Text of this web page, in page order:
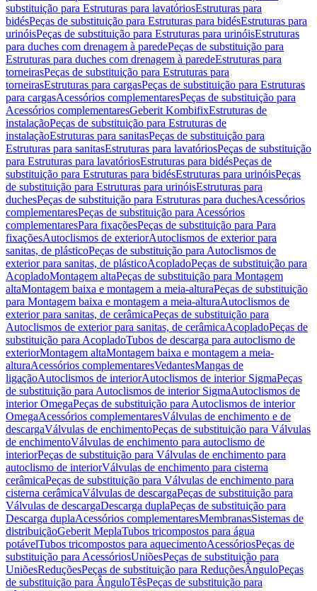
substituição para Estruturas para lavatóriosEstruturas para
bidésPeças de substituição para Estruturas para bidésEstruturas para
urinóisPeças de substituição para Estruturas para urinóisEstruturas
para duches com drenagem à paredePeças de substituição para
Estruturas para duches com drenagem à paredeEstruturas para
torneirasPeças de substituição para Estruturas para
torneirasEstruturas para cargasPeças de substituição para Estruturas
para cargasAcessórios complementaresPeças de substituição para
Acessórios complementaresGeberit KombifixEstruturas de
instalaçãoPeças de substituição para Estruturas de
instalaçãoEstruturas para sanitasPeças de substituição para
Estruturas para sanitasEstruturas para lavatóriosPeças de substituição
para Estruturas para lavatóriosEstruturas para bidésPeças de
substituição para Estruturas para bidésEstruturas para urinóisPeças
de substituição para Estruturas para urinóisEstruturas para
duchesPeças de substituição para Estruturas para duchesAcessórios
complementaresPeças de substituição para Acessórios
complementaresPara fixaçõesPeças de substituição para Para
fixaçõesAutoclismos de exteriorAutoclismos de exterior para
sanitas, de plásticoPeças de substituição para Autoclismos de
exterior para sanitas, de plásticoAcopladoPeças de substituição para
AcopladoMontagem altaPeças de substituição para Montagem
altaMontagem baixa e montagem a meia-alturaPeças de substituição
para Montagem baixa e montagem a meia-alturaAutoclismos de
exterior para sanitas, de cerâmicaPeças de substituição para
Autoclismos de exterior para sanitas, de cerâmicaAcopladoPeças de
substituição para AcopladoTubos de descarga para autoclismo de
exteriorMontagem altaMontagem baixa e montagem a meia-
alturaAcessórios complementaresVedantesMangas de
ligaçãoAutoclismos de interiorAutoclismos de interior SigmaPeças
de substituição para Autoclismos de interior SigmaAutoclismos de
interior OmegaPeças de substituição para Autoclismos de interior
OmegaAcessórios complementaresVálvulas de enchimento e de
descargaVálvulas de enchimentoPeças de substituição para Válvulas
de enchimentoVálvulas de enchimento para autoclismo de
interiorPeças de substituição para Válvulas de enchimento para
autoclismo de interiorVálvulas de enchimento para cisterna
cerâmicaPeças de substituição para Válvulas de enchimento para
cisterna cerâmicaVálvulas de descargaPeças de substituição para
Válvulas de descargaDescarga duplaPeças de substituição para
Descarga duplaAcessórios complementaresMembranasSistemas de
distribuiçãoGeberit MeplaTubos tricompostos para água
potávelTubos tricompostos para aquecimentoAcessóriosPeças de
substituição para AcessóriosUniõesPeças de substituição para
UniõesReduçõesPeças de substituição para ReduçõesÂnguloPeças
de substituição para ÂnguloTêsPeças de substituição para